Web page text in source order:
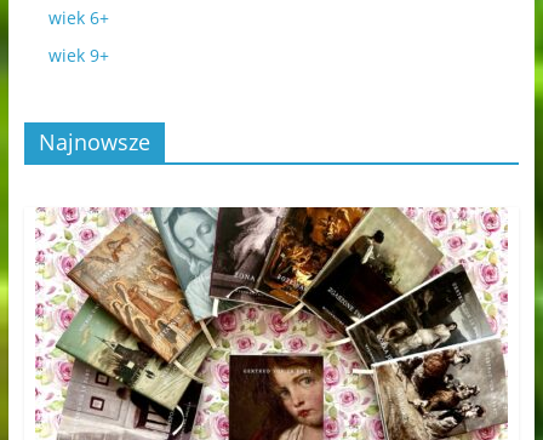
wiek 6+
wiek 9+
Najnowsze